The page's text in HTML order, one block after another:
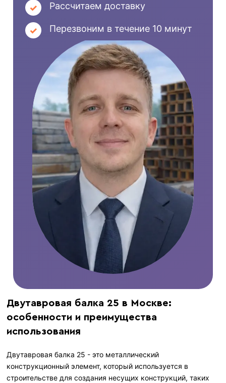
Рассчитаем доставку
Перезвоним в течение 10 минут
Двутавровая балка 25 в Москве:
особенности и преимущества
использования
Двутавровая балка 25 - это металлический
конструкционный элемент, который используется в
строительстве для создания несущих конструкций, таких